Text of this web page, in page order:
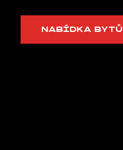
NABÍDKA BYTŮ